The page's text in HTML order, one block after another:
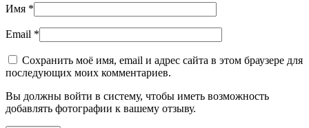
Имя *
Email *
Сохранить моё имя, email и адрес сайта в этом браузере для
последующих моих комментариев.
Вы должны войти в систему, чтобы иметь возможность
добавлять фотографии к вашему отзыву.